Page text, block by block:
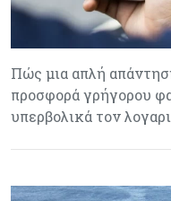
Πώς μια απλή
προσφορά γρήγορου
υπερβολικά τον